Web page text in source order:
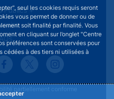
seul les cookies requis seront
vous permet de donner ou de
soit finalité par finalité. Vous
en cliquant sur l’onglet "Centre
préférences sont conservées pour
cédées à des tiers ni utilisées à
Publics +
partiellement conforme